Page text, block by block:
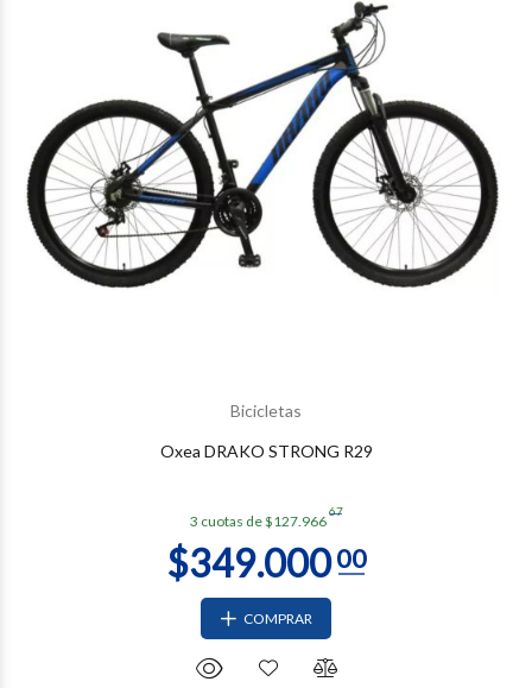
Bicicletas
Oxea DRAKO STRONG R29
3 cuotas de $127.966
67
COMPRAR